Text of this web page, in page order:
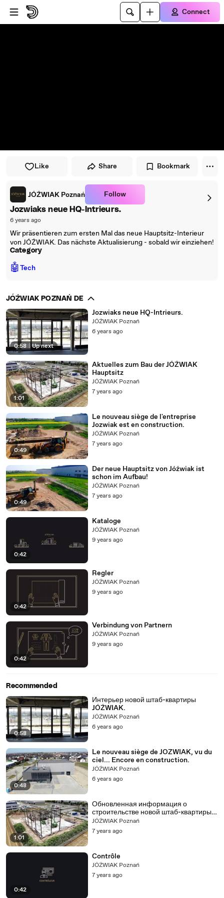
Skip to main content
Connect
Like Share Bookmark
JÓŹWIAK Poznań Follow
Jozwiaks neue HQ-Intrieurs.
6 years ago
Wir präsentieren zum ersten Mal das neue Hauptsitz-Interieur
von JÓŹWIAK. Das nächste Aktualisierung - sobald wir einziehen!
Category
🤖Tech
JÓŹWIAK POZNAŃ DE
0:58 Up next
Jozwiaks neue HQ-Intrieurs.
JÓŹWIAK Poznań
6 years ago
1:01
Aktuelles zum Bau der JÓŹWIAK
Hauptsitz
JÓŹWIAK Poznań
7 years ago
0:49
Le nouveau siège de l'entreprise
Jozwiak est en construction.
JÓŹWIAK Poznań
7 years ago
0:49
Der neue Hauptsitz von Jóźwiak ist
schon im Aufbau!
JÓŹWIAK Poznań
7 years ago
0:42
Kataloge
JÓŹWIAK Poznań
9 years ago
0:42
Regler
JÓŹWIAK Poznań
9 years ago
0:42
Verbindung von Partnern
JÓŹWIAK Poznań
9 years ago
Recommended
0:58
Интерьер новой штаб-квартиры
JÓŹWIAK.
JÓŹWIAK Poznań
6 years ago
0:48
Le nouveau siège de JOZWIAK, vu du
ciel... Encore en construction.
JÓŹWIAK Poznań
6 years ago
1:01
Обновленная информация о
строительстве новой штаб-квартиры
JÓŹWIAK
JÓŹWIAK Poznań
7 years ago
0:42
Contrôle
JÓŹWIAK Poznań
7 years ago